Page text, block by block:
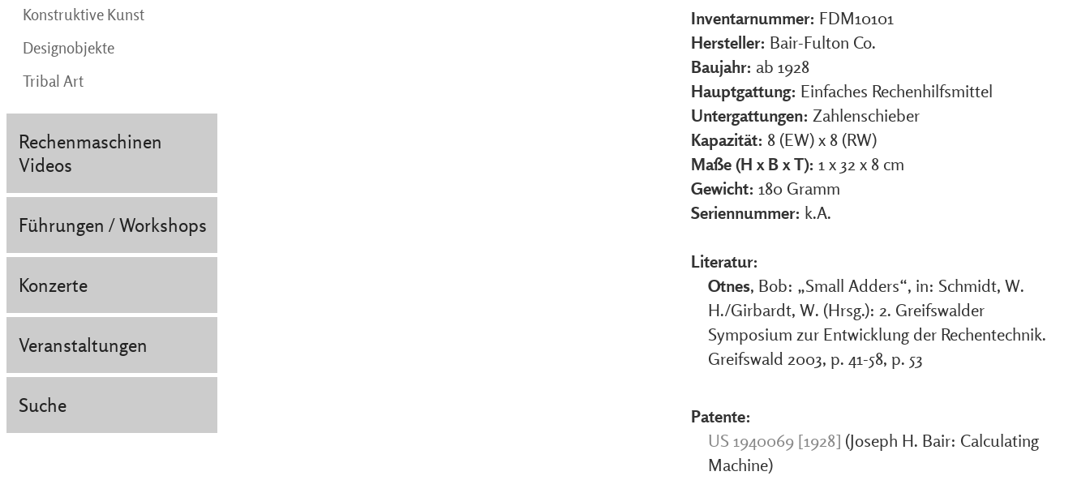
Konstruktive Kunst
Designobjekte
Tribal Art
Rechenmaschinen
Videos
Führungen / Workshops
Konzerte
Veranstaltungen
Suche
Inventarnummer: FDM10101
Hersteller: Bair-Fulton Co.
Baujahr: ab 1928
Hauptgattung: Einfaches Rechenhilfsmittel
Untergattungen: Zahlenschieber
Kapazität: 8 (EW) x 8 (RW)
Maße (H x B x T): 1 x 32 x 8 cm
Gewicht: 180 Gramm
Seriennummer: k.A.
Literatur:
Otnes, Bob: „Small Adders“, in: Schmidt, W.
H./Girbardt, W. (Hrsg.): 2. Greifswalder
Symposium zur Entwicklung der Rechentechnik.
Greifswald 2003, p. 41-58, p. 53
Patente:
US 1940069 [1928] (Joseph H. Bair: Calculating
Machine)